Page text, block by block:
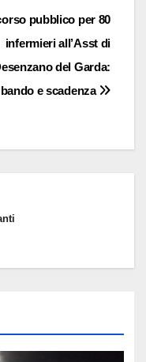
pubblico per 80
infermieri all’Asst di
del Garda:
bando e scadenza